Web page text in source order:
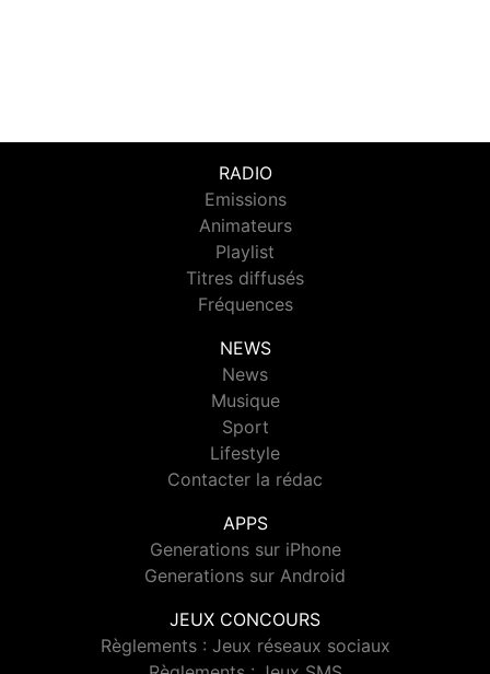
RADIO
Emissions
Animateurs
Playlist
Titres diffusés
Fréquences
NEWS
News
Musique
Sport
Lifestyle
Contacter la rédac
APPS
Generations sur iPhone
Generations sur Android
JEUX CONCOURS
Règlements : Jeux réseaux sociaux